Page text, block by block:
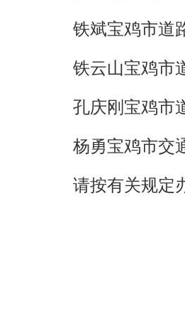
铁斌宝鸡市道
铁云山宝鸡市
孔庆刚宝鸡市
杨勇宝鸡市交
请按有关规定